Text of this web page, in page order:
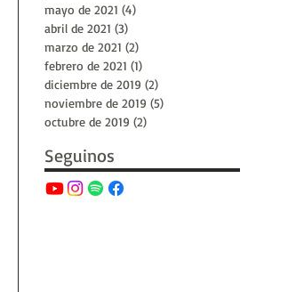
mayo de 2021 (4)
abril de 2021 (3)
marzo de 2021 (2)
febrero de 2021 (1)
diciembre de 2019 (2)
noviembre de 2019 (5)
octubre de 2019 (2)
Seguinos